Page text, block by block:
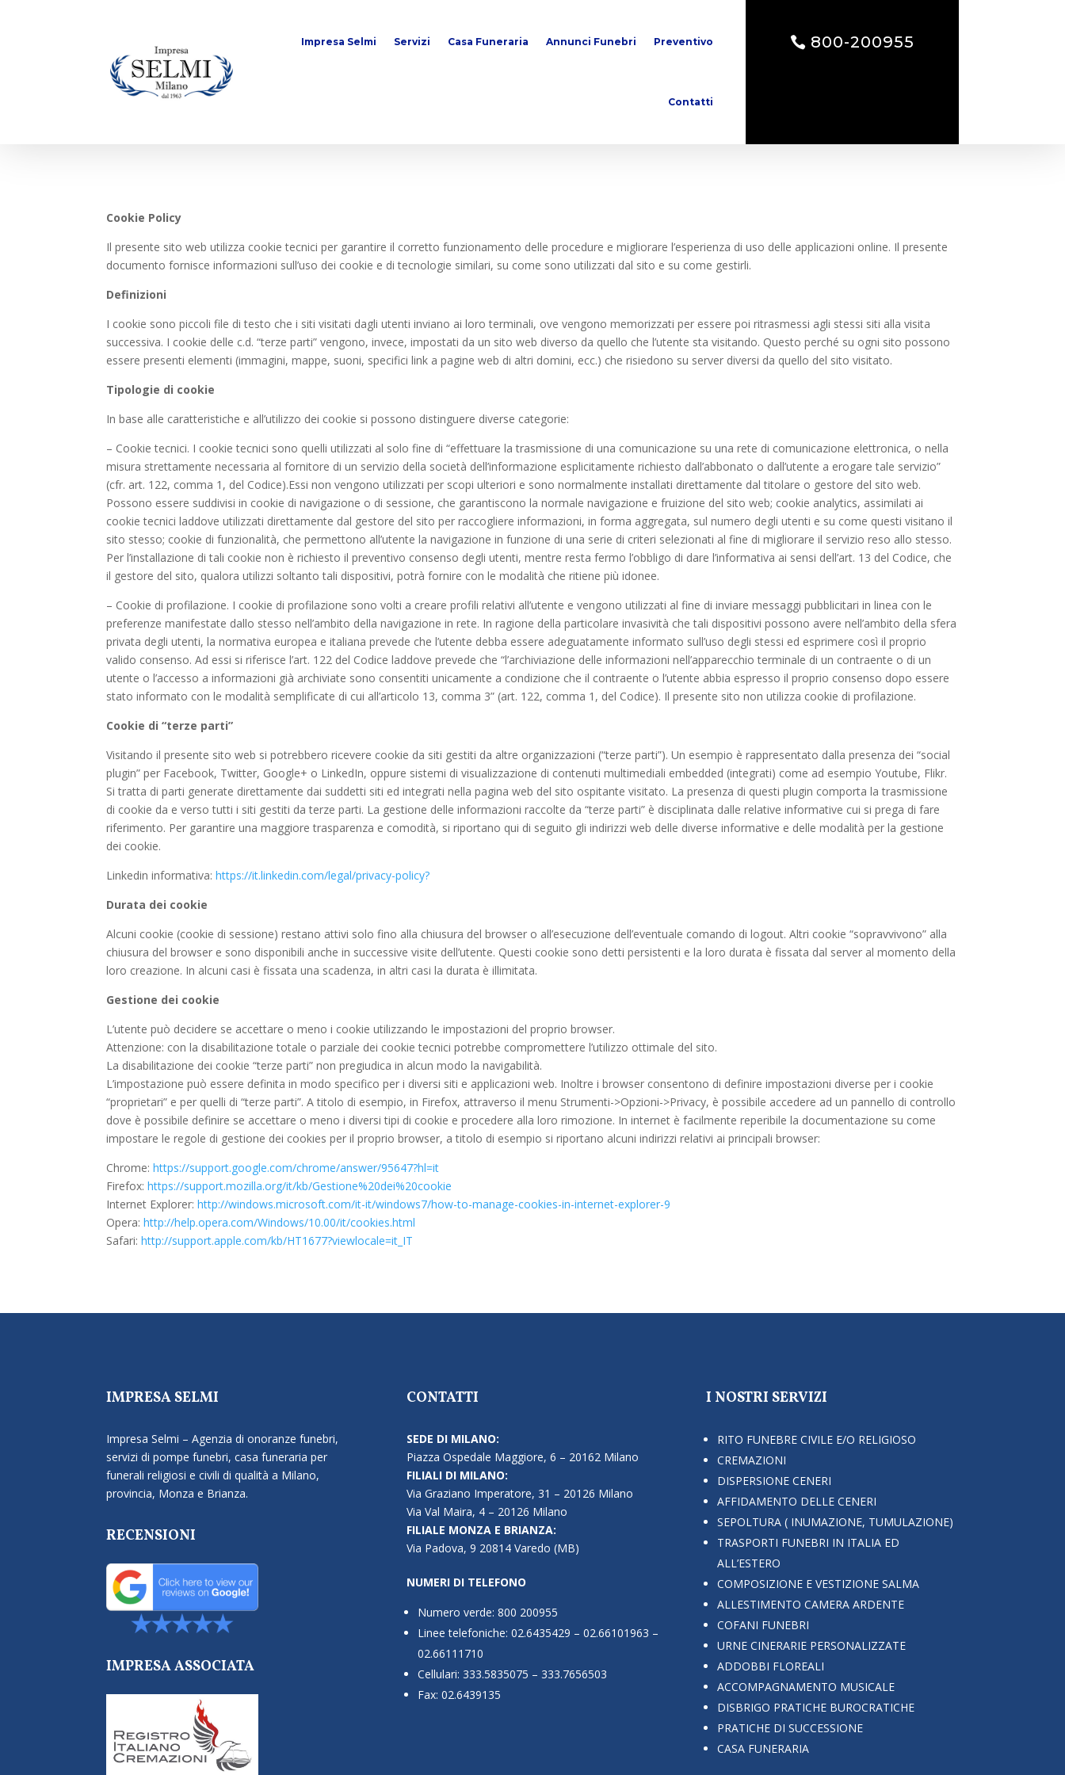
Impresa Selmi Servizi Casa Funeraria Annunci Funebri Preventivo
Contatti
800-200955
Cookie Policy
Il presente sito web utilizza cookie tecnici per garantire il corretto funzionamento delle procedure e migliorare l’esperienza di uso delle applicazioni online. Il presente
documento fornisce informazioni sull’uso dei cookie e di tecnologie similari, su come sono utilizzati dal sito e su come gestirli.
Definizioni
I cookie sono piccoli file di testo che i siti visitati dagli utenti inviano ai loro terminali, ove vengono memorizzati per essere poi ritrasmessi agli stessi siti alla visita
successiva. I cookie delle c.d. “terze parti” vengono, invece, impostati da un sito web diverso da quello che l’utente sta visitando. Questo perché su ogni sito possono
essere presenti elementi (immagini, mappe, suoni, specifici link a pagine web di altri domini, ecc.) che risiedono su server diversi da quello del sito visitato.
Tipologie di cookie
In base alle caratteristiche e all’utilizzo dei cookie si possono distinguere diverse categorie:
– Cookie tecnici. I cookie tecnici sono quelli utilizzati al solo fine di “effettuare la trasmissione di una comunicazione su una rete di comunicazione elettronica, o nella
misura strettamente necessaria al fornitore di un servizio della società dell’informazione esplicitamente richiesto dall’abbonato o dall’utente a erogare tale servizio”
(cfr. art. 122, comma 1, del Codice).Essi non vengono utilizzati per scopi ulteriori e sono normalmente installati direttamente dal titolare o gestore del sito web.
Possono essere suddivisi in cookie di navigazione o di sessione, che garantiscono la normale navigazione e fruizione del sito web; cookie analytics, assimilati ai
cookie tecnici laddove utilizzati direttamente dal gestore del sito per raccogliere informazioni, in forma aggregata, sul numero degli utenti e su come questi visitano il
sito stesso; cookie di funzionalità, che permettono all’utente la navigazione in funzione di una serie di criteri selezionati al fine di migliorare il servizio reso allo stesso.
Per l’installazione di tali cookie non è richiesto il preventivo consenso degli utenti, mentre resta fermo l’obbligo di dare l’informativa ai sensi dell’art. 13 del Codice, che
il gestore del sito, qualora utilizzi soltanto tali dispositivi, potrà fornire con le modalità che ritiene più idonee.
– Cookie di profilazione. I cookie di profilazione sono volti a creare profili relativi all’utente e vengono utilizzati al fine di inviare messaggi pubblicitari in linea con le
preferenze manifestate dallo stesso nell’ambito della navigazione in rete. In ragione della particolare invasività che tali dispositivi possono avere nell’ambito della sfera
privata degli utenti, la normativa europea e italiana prevede che l’utente debba essere adeguatamente informato sull’uso degli stessi ed esprimere così il proprio
valido consenso. Ad essi si riferisce l’art. 122 del Codice laddove prevede che “l’archiviazione delle informazioni nell’apparecchio terminale di un contraente o di un
utente o l’accesso a informazioni già archiviate sono consentiti unicamente a condizione che il contraente o l’utente abbia espresso il proprio consenso dopo essere
stato informato con le modalità semplificate di cui all’articolo 13, comma 3” (art. 122, comma 1, del Codice). Il presente sito non utilizza cookie di profilazione.
Cookie di “terze parti”
Visitando il presente sito web si potrebbero ricevere cookie da siti gestiti da altre organizzazioni (“terze parti”). Un esempio è rappresentato dalla presenza dei “social
plugin” per Facebook, Twitter, Google+ o LinkedIn, oppure sistemi di visualizzazione di contenuti multimediali embedded (integrati) come ad esempio Youtube, Flikr.
Si tratta di parti generate direttamente dai suddetti siti ed integrati nella pagina web del sito ospitante visitato. La presenza di questi plugin comporta la trasmissione
di cookie da e verso tutti i siti gestiti da terze parti. La gestione delle informazioni raccolte da “terze parti” è disciplinata dalle relative informative cui si prega di fare
riferimento. Per garantire una maggiore trasparenza e comodità, si riportano qui di seguito gli indirizzi web delle diverse informative e delle modalità per la gestione
dei cookie.
Linkedin informativa: https://it.linkedin.com/legal/privacy-policy?
Durata dei cookie
Alcuni cookie (cookie di sessione) restano attivi solo fino alla chiusura del browser o all’esecuzione dell’eventuale comando di logout. Altri cookie “sopravvivono” alla
chiusura del browser e sono disponibili anche in successive visite dell’utente. Questi cookie sono detti persistenti e la loro durata è fissata dal server al momento della
loro creazione. In alcuni casi è fissata una scadenza, in altri casi la durata è illimitata.
Gestione dei cookie
L’utente può decidere se accettare o meno i cookie utilizzando le impostazioni del proprio browser.
Attenzione: con la disabilitazione totale o parziale dei cookie tecnici potrebbe compromettere l’utilizzo ottimale del sito.
La disabilitazione dei cookie “terze parti” non pregiudica in alcun modo la navigabilità.
L’impostazione può essere definita in modo specifico per i diversi siti e applicazioni web. Inoltre i browser consentono di definire impostazioni diverse per i cookie
“proprietari” e per quelli di “terze parti”. A titolo di esempio, in Firefox, attraverso il menu Strumenti->Opzioni->Privacy, è possibile accedere ad un pannello di controllo
dove è possibile definire se accettare o meno i diversi tipi di cookie e procedere alla loro rimozione. In internet è facilmente reperibile la documentazione su come
impostare le regole di gestione dei cookies per il proprio browser, a titolo di esempio si riportano alcuni indirizzi relativi ai principali browser:
Chrome:https://support.google.com/chrome/answer/95647?hl=it
Firefox:https://support.mozilla.org/it/kb/Gestione%20dei%20cookie
Internet Explorer:http://windows.microsoft.com/it-it/windows7/how-to-manage-cookies-in-internet-explorer-9
Opera:http://help.opera.com/Windows/10.00/it/cookies.html
Safari:http://support.apple.com/kb/HT1677?viewlocale=it_IT
IMPRESA SELMI
Impresa Selmi – Agenzia di onoranze funebri,
servizi di pompe funebri, casa funeraria per
funerali religiosi e civili di qualità a Milano,
provincia, Monza e Brianza.
RECENSIONI
IMPRESA ASSOCIATA
CONTATTI
SEDE DI MILANO:
Piazza Ospedale Maggiore, 6 – 20162 Milano
FILIALI DI MILANO:
Via Graziano Imperatore, 31 – 20126 Milano
Via Val Maira, 4 – 20126 Milano
FILIALE MONZA E BRIANZA:
Via Padova, 9 20814 Varedo (MB)
NUMERI DI TELEFONO
Numero verde: 800 200955
Linee telefoniche: 02.6435429 – 02.66101963 –
02.66111710
Cellulari: 333.5835075 – 333.7656503
Fax: 02.6439135
I NOSTRI SERVIZI
RITO FUNEBRE CIVILE E/O RELIGIOSO
CREMAZIONI
DISPERSIONE CENERI
AFFIDAMENTO DELLE CENERI
SEPOLTURA ( INUMAZIONE, TUMULAZIONE)
TRASPORTI FUNEBRI IN ITALIA ED
ALL’ESTERO
COMPOSIZIONE E VESTIZIONE SALMA
ALLESTIMENTO CAMERA ARDENTE
COFANI FUNEBRI
URNE CINERARIE PERSONALIZZATE
ADDOBBI FLOREALI
ACCOMPAGNAMENTO MUSICALE
DISBRIGO PRATICHE BUROCRATICHE
PRATICHE DI SUCCESSIONE
CASA FUNERARIA